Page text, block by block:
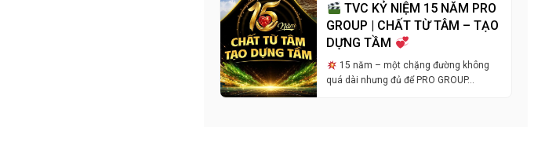
TVC KỶ NIỆM 15 NĂM PRO
GROUP | CHẤT TỪ TÂM – TẠO
DỰNG TẦM
15 năm – một chặng đường không
quá dài nhưng đủ để PRO GROUP…